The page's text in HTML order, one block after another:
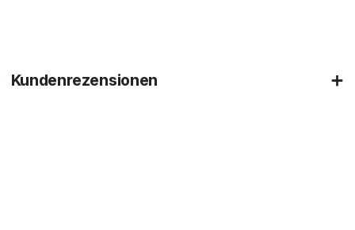
Kundenrezensionen